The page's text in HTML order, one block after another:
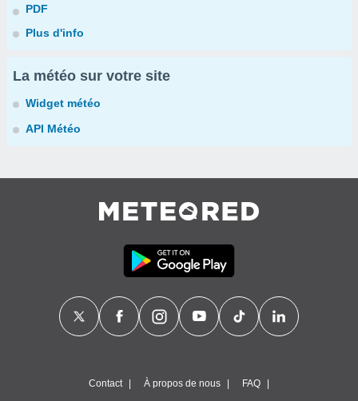
PDF
Plus d'info
La météo sur votre site
Widget météo
API Météo
Contact À propos de nous FAQ